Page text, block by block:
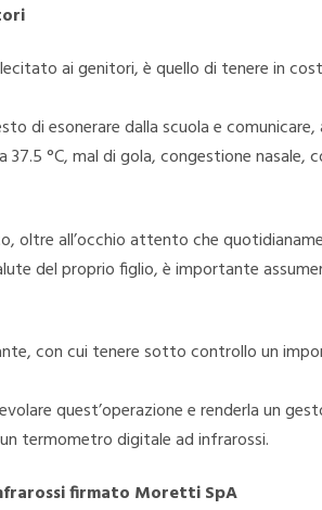
ai genitori, è quello di tenere in
di esonerare dalla scuola e
37.5 °C, mal di gola, congestione
oltre all’occhio attento che
del proprio figlio, è importante
con cui tenere sotto controllo un
quest’operazione e renderla un
termometro digitale ad infrarossi.
firmato Moretti SpA